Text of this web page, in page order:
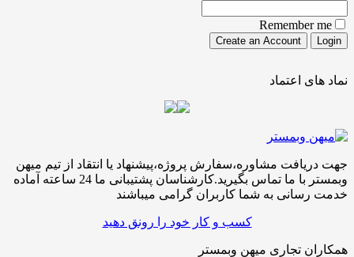
Remember me
نماد های اعتماد
جهت دریافت مشاوره،سفارش پروژه،پیشنهاد یا انتقاد از تیم میهن
وبمستر با ما تماس بگیرید.کارشناسان پشتیبانی ما 24 ساعته آماده
خدمت رسانی به شما کاربران گرامی میباشند
کسب و کار خود را رونق دهید
همکاران تجاری میهن وبمستر